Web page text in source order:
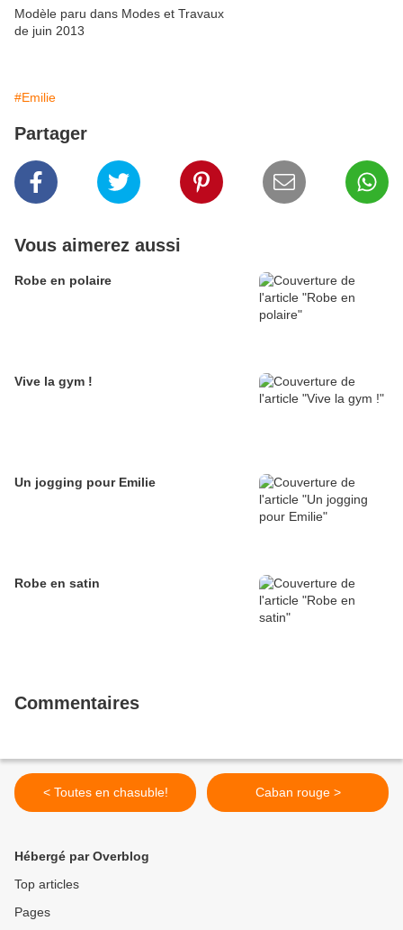
Modèle paru dans Modes et Travaux
de juin 2013
#Emilie
Partager
Vous aimerez aussi
Robe en polaire
Vive la gym !
Un jogging pour Emilie
Robe en satin
Commentaires
< Toutes en chasuble! Caban rouge >
Hébergé par Overblog
Top articles
Pages